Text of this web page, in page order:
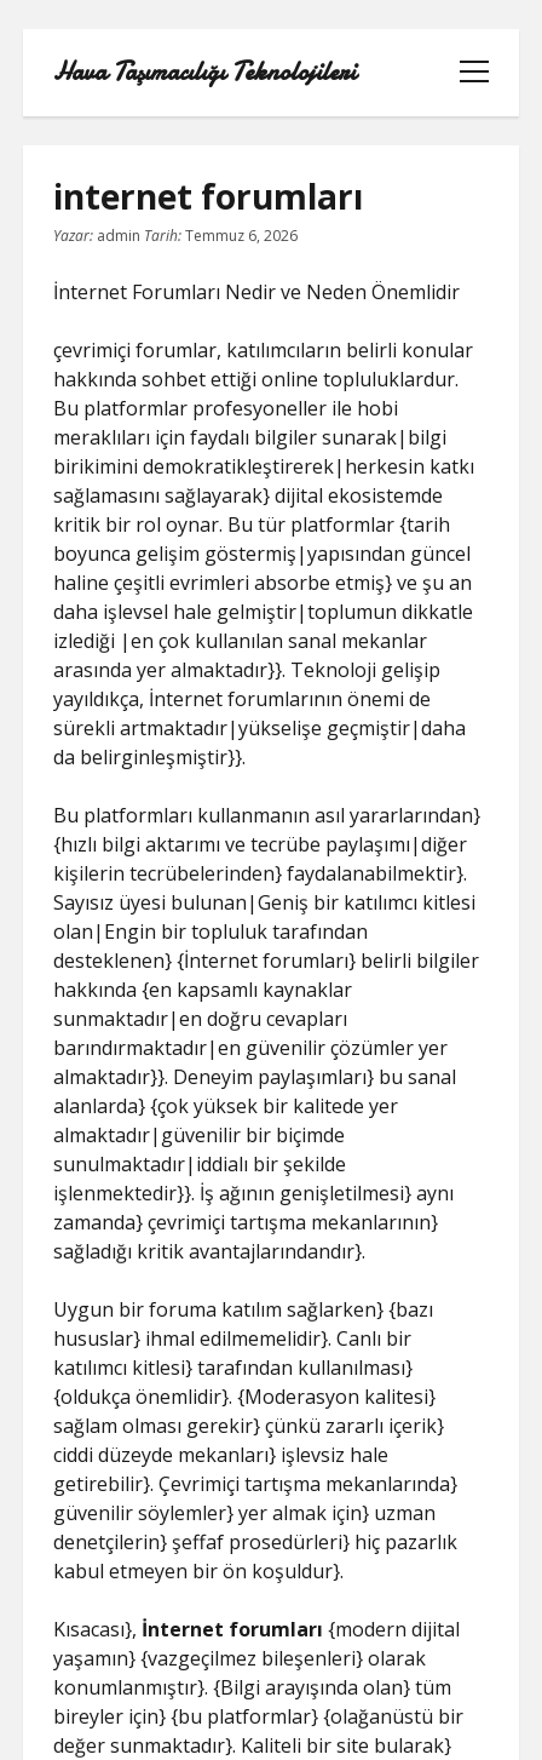
Hava Taşımacılığı Teknolojileri
menüyü
aç
BEDAVA
LISTE
SAYFA LISTESI
TWITTER GIZLI PORNOLAR
ÜCRETSIZ ŞIFRESIZ YOUTUBE BEĞENI
HILESI
internet forumları
Yazar: admin Tarih:Temmuz 6, 2026
İnternet Forumları Nedir ve Neden Önemlidir
çevrimiçi forumlar, katılımcıların belirli konular
hakkında sohbet ettiği online topluluklardur.
Bu platformlar profesyoneller ile hobi
meraklıları için faydalı bilgiler sunarak|bilgi
birikimini demokratikleştirerek|herkesin katkı
sağlamasını sağlayarak} dijital ekosistemde
kritik bir rol oynar. Bu tür platformlar {tarih
boyunca gelişim göstermiş|yapısından güncel
haline çeşitli evrimleri absorbe etmiş} ve şu an
daha işlevsel hale gelmiştir|toplumun dikkatle
izlediği |en çok kullanılan sanal mekanlar
arasında yer almaktadır}}. Teknoloji gelişip
yayıldıkça, İnternet forumlarının önemi de
sürekli artmaktadır|yükselişe geçmiştir|daha
da belirginleşmiştir}}.
Bu platformları kullanmanın asıl yararlarından}
{hızlı bilgi aktarımı ve tecrübe paylaşımı|diğer
kişilerin tecrübelerinden} faydalanabilmektir}.
Sayısız üyesi bulunan|Geniş bir katılımcı kitlesi
olan|Engin bir topluluk tarafından
desteklenen} {İnternet forumları} belirli bilgiler
hakkında {en kapsamlı kaynaklar
sunmaktadır|en doğru cevapları
barındırmaktadır|en güvenilir çözümler yer
almaktadır}}. Deneyim paylaşımları} bu sanal
alanlarda} {çok yüksek bir kalitede yer
almaktadır|güvenilir bir biçimde
sunulmaktadır|iddialı bir şekilde
işlenmektedir}}. İş ağının genişletilmesi} aynı
zamanda} çevrimiçi tartışma mekanlarının}
sağladığı kritik avantajlarındandır}.
Uygun bir foruma katılım sağlarken} {bazı
hususlar} ihmal edilmemelidir}. Canlı bir
katılımcı kitlesi} tarafından kullanılması}
{oldukça önemlidir}. {Moderasyon kalitesi}
sağlam olması gerekir} çünkü zararlı içerik}
ciddi düzeyde mekanları} işlevsiz hale
getirebilir}. Çevrimiçi tartışma mekanlarında}
güvenilir söylemler} yer almak için} uzman
denetçilerin} şeffaf prosedürleri} hiç pazarlık
kabul etmeyen bir ön koşuldur}.
Kısacası}, İnternet forumları {modern dijital
yaşamın} {vazgeçilmez bileşenleri} olarak
konumlanmıştır}. {Bilgi arayışında olan} tüm
bireyler için} {bu platformlar} {olağanüstü bir
değer sunmaktadır}. Kaliteli bir site bularak}